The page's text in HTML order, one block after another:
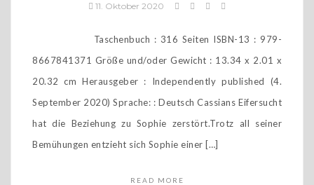
11. Oktober 2020
Taschenbuch : 316 Seiten ISBN-13 : 979-
8667841371 Größe und/oder Gewicht : 13.34 x 2.01 x
20.32 cm Herausgeber : Independently published (4.
September 2020) Sprache: : Deutsch Cassians Eifersucht
hat die Beziehung zu Sophie zerstört.Trotz all seiner
Bemühungen entzieht sich Sophie einer […]
READ MORE